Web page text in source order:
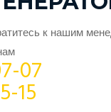
к нашим
07
15